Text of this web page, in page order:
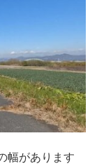
幅があります